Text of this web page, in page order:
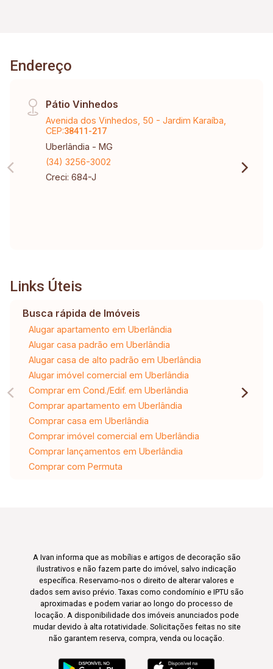
Endereço
Pátio Vinhedos
Avenida dos Vinhedos, 50 - Jardim Karaíba,
CEP:38411-217
Uberlândia - MG
(34) 3256-3002
Creci: 684-J
Links Úteis
Busca rápida de Imóveis
Alugar apartamento em Uberlândia
Alugar casa padrão em Uberlândia
Alugar casa de alto padrão em Uberlândia
Alugar imóvel comercial em Uberlândia
Comprar em Cond./Edif. em Uberlândia
Comprar apartamento em Uberlândia
Comprar casa em Uberlândia
Comprar imóvel comercial em Uberlândia
Comprar lançamentos em Uberlândia
Comprar com Permuta
A Ivan informa que as mobílias e artigos de decoração são
ilustrativos e não fazem parte do imóvel, salvo indicação
específica. Reservamo-nos o direito de alterar valores e
dados sem aviso prévio. Taxas como condomínio e IPTU são
aproximadas e podem variar ao longo do processo de
locação. A disponibilidade dos imóveis anunciados pode
mudar devido à alta rotatividade. Solicitações feitas no site
não garantem reserva, compra, venda ou locação.